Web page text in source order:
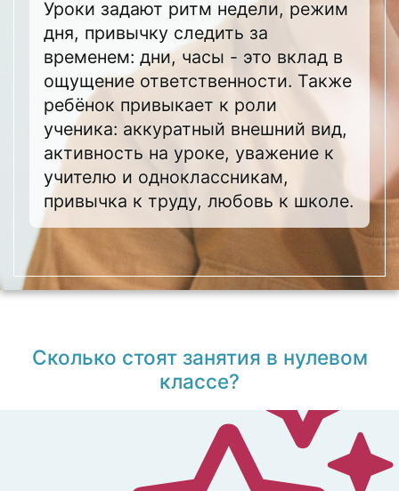
Уроки задают ритм недели, режим
дня, привычку следить за
временем: дни, часы - это вклад в
ощущение ответственности. Также
ребёнок привыкает к роли
ученика: аккуратный внешний вид,
активность на уроке, уважение к
учителю и одноклассникам,
привычка к труду, любовь к школе.
Сколько стоят занятия в нулевом
классе?